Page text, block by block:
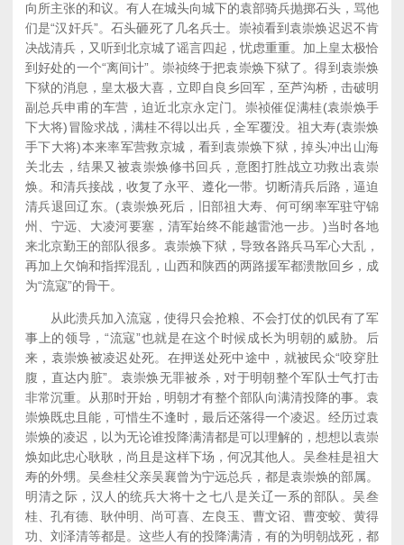
向所主张的和议。有人在城头向城下的袁部骑兵抛掷石头，骂他
们是“汉奸兵”。石头砸死了几名兵士。崇祯看到袁崇焕迟迟不肯
决战清兵，又听到北京城了谣言四起，忧虑重重。加上皇太极恰
到好处的一个“离间计”。崇祯终于把袁崇焕下狱了。得到袁崇焕
下狱的消息，皇太极大喜，立即自良乡回军，至芦沟桥，击破明
副总兵申甫的车营，迫近北京永定门。崇祯催促满桂(袁崇焕手
下大将)冒险求战，满桂不得以出兵，全军覆没。祖大寿(袁崇焕
手下大将)本来率军营救京城，看到袁崇焕下狱，掉头冲出山海
关北去，结果又被袁崇焕修书回兵，意图打胜战立功救出袁崇
焕。和清兵接战，收复了永平、遵化一带。切断清兵后路，逼迫
清兵退回辽东。(袁崇焕死后，旧部祖大寿、何可纲率军驻守锦
州、宁远、大凌河要塞，清军始终不能越雷池一步。)当时各地
来北京勤王的部队很多。袁崇焕下狱，导致各路兵马军心大乱，
再加上欠饷和指挥混乱，山西和陕西的两路援军都溃散回乡，成
为“流寇”的骨干。
从此溃兵加入流寇，使得只会抢粮、不会打仗的饥民有了军
事上的领导，“流寇”也就是在这个时候成长为明朝的威胁。后
来，袁崇焕被凌迟处死。在押送处死中途中，就被民众“咬穿肚
腹，直达内脏”。袁崇焕无罪被杀，对于明朝整个军队士气打击
非常沉重。从那时开始，明朝才有整个部队向满清投降的事。袁
崇焕既忠且能，可惜生不逢时，最后还落得一个凌迟。经历过袁
崇焕的凌迟，以为无论谁投降满清都是可以理解的，想想以袁崇
焕如此忠心耿耿，尚且是这样下场，何况其他人。吴叁桂是祖大
寿的外甥。吴叁桂父亲吴襄曾为宁远总兵，都是袁崇焕的部属。
明清之际，汉人的统兵大将十之七八是关辽一系的部队。吴叁
桂、孔有德、耿仲明、尚可喜、左良玉、曹文诏、曹变蛟、黄得
功、刘泽清等都是。这些人有的投降满清，有的为明朝战死，都